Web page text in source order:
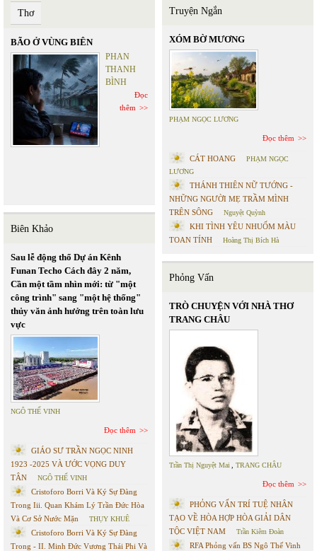
Thơ
BÃO Ở VÙNG BIÊN
PHAN
THANH
BÌNH
Đọc
thêm
Biên Khảo
Sau lễ động thổ Dự án Kênh
Funan Techo Cách đây 2 năm,
Cần một tầm nhìn mới: từ "một
công trình" sang "một hệ thống"
thủy văn ảnh hưởng trên toàn lưu
vực
NGÔ THẾ VINH
Đọc thêm
GIÁO SƯ TRẦN NGỌC NINH
1923 -2025 VÀ ƯỚC VỌNG DUY
TÂN
NGÔ THẾ VINH
Cristoforo Borri Và Ký Sự Đàng
Trong Iii. Quan Khám Lý Trần Đức Hòa
Và Cơ Sở Nước Mặn
THỤY KHUÊ
Cristoforo Borri Và Ký Sự Đàng
Trong - II. Minh Đức Vương Thái Phi Và
Truyện Ngắn
XÓM BỜ MƯƠNG
PHẠM NGỌC LƯƠNG
Đọc thêm
CÁT HOANG
PHẠM NGỌC
LƯƠNG
THÁNH THIÊN NỮ TƯỚNG -
NHỮNG NGƯỜI MẸ TRẦM MÌNH
TRÊN SÔNG
Nguyệt Quỳnh
KHI TÌNH YÊU NHUỐM MÀU
TOAN TÍNH
Hoàng Thị Bích Hà
Phỏng Vấn
TRÒ CHUYỆN VỚI NHÀ THƠ
TRANG CHÂU
Trần Thị Nguyệt Mai TRANG CHÂU
Đọc thêm
PHỎNG VẤN TRÍ TUỆ NHÂN
TẠO VỀ HÒA HỢP HÒA GIẢI DÂN
TỘC VIỆT NAM
Trần Kiêm Đoàn
RFA Phỏng vấn BS Ngô Thế Vinh